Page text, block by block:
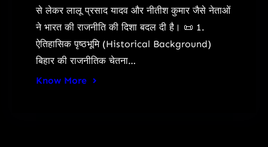
से लेकर लालू प्रसाद यादव और नीतीश कुमार जैसे नेताओं
ने भारत की राजनीति की दिशा बदल दी है। 📜 1.
ऐतिहासिक पृष्ठभूमि (Historical Background)
बिहार की राजनीतिक चेतना…
Know More